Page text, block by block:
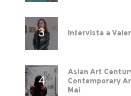
Intervista a
Asian Art
Contemporary
Mai